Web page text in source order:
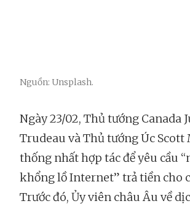
Nguồn: Unsplash.
Ngày 23/02, Thủ tướng Canada
Trudeau và Thủ tướng Úc
thống nhất hợp tác để yêu cầu
khổng lồ Internet” trả tiền cho
Trước đó, Ủy viên châu Âu về